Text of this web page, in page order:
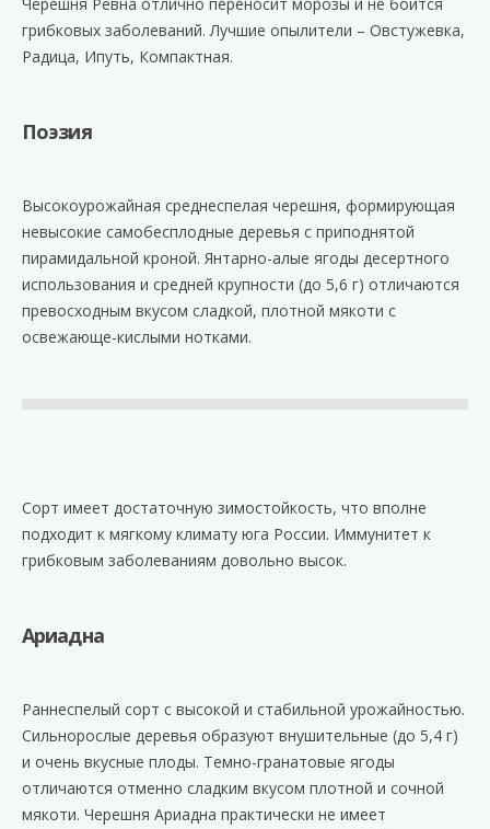
грибковых заболеваний. Лучшие опылители – Овстужевка,
Радица, Ипуть, Компактная.
Поэзия
Высокоурожайная среднеспелая черешня, формирующая
невысокие самобесплодные деревья с приподнятой
пирамидальной кроной. Янтарно-алые ягоды десертного
использования и средней крупности (до 5,6 г) отличаются
превосходным вкусом сладкой, плотной мякоти с
освежающе-кислыми нотками.
Сорт имеет достаточную зимостойкость, что вполне
подходит к мягкому климату юга России. Иммунитет к
грибковым заболеваниям довольно высок.
Ариадна
Раннеспелый сорт с высокой и стабильной урожайностью.
Сильнорослые деревья образуют внушительные (до 5,4 г)
и очень вкусные плоды. Темно-гранатовые ягоды
отличаются отменно сладким вкусом плотной и сочной
мякоти. Черешня Ариадна практически не имеет